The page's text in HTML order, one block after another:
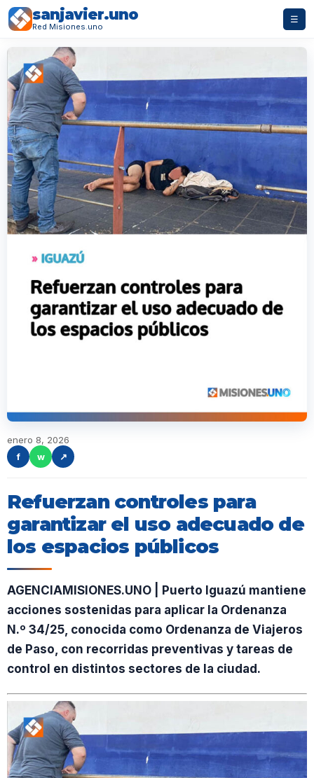
sanjavier.uno
Red Misiones.uno
☰
enero 8, 2026
f
w ↗
Refuerzan controles para
garantizar el uso adecuado de
los espacios públicos
AGENCIAMISIONES.UNO | Puerto Iguazú mantiene
acciones sostenidas para aplicar la Ordenanza
N.º 34/25, conocida como Ordenanza de Viajeros
de Paso, con recorridas preventivas y tareas de
control en distintos sectores de la ciudad.